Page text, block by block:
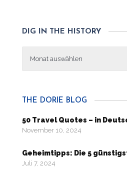
DIG IN THE HISTORY
THE DORIE BLOG
50 Travel Quotes – in
November 10, 2024
Geheimtipps: Die 5
Juli 7, 2024